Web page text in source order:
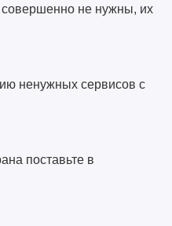
не нужны, их
ненужных сервисов с
поставьте в